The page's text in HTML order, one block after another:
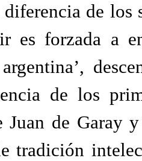
de
es forzada a
de los
Juan de Garay
tradición